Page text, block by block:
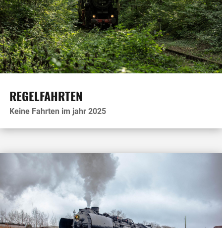
REGELFAHRTEN
Keine Fahrten im jahr 2025